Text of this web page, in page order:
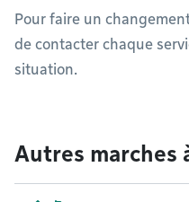
Pour faire un
de contacter chaque
situation.
Autres marches